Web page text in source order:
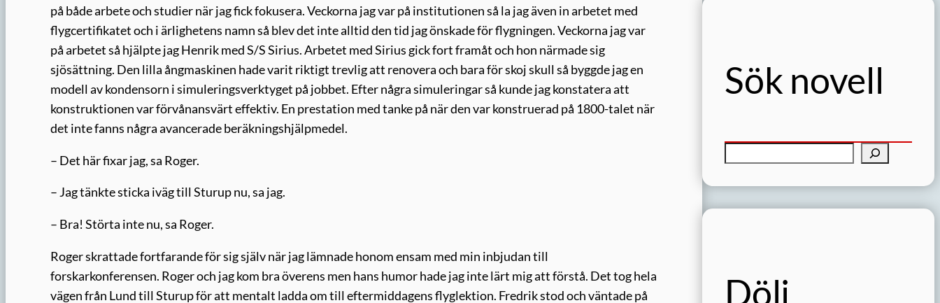
på både arbete och studier när jag fick fokusera. Veckorna jag var på institutionen så la jag även in arbetet med
flygcertifikatet och i ärlighetens namn så blev det inte alltid den tid jag önskade för flygningen. Veckorna jag var
på arbetet så hjälpte jag Henrik med S/S Sirius. Arbetet med Sirius gick fort framåt och hon närmade sig
sjösättning. Den lilla ångmaskinen hade varit riktigt trevlig att renovera och bara för skoj skull så byggde jag en
modell av kondensorn i simuleringsverktyget på jobbet. Efter några simuleringar så kunde jag konstatera att
konstruktionen var förvånansvärt effektiv. En prestation med tanke på när den var konstruerad på 1800-talet när
det inte fanns några avancerade beräkningshjälpmedel.
– Det här fixar jag, sa Roger.
– Jag tänkte sticka iväg till Sturup nu, sa jag.
– Bra! Störta inte nu, sa Roger.
Roger skrattade fortfarande för sig själv när jag lämnade honom ensam med min inbjudan till
forskarkonferensen. Roger och jag kom bra överens men hans humor hade jag inte lärt mig att förstå. Det tog hela
vägen från Lund till Sturup för att mentalt ladda om till eftermiddagens flyglektion. Fredrik stod och väntade på
Sök novell
k
Dölj